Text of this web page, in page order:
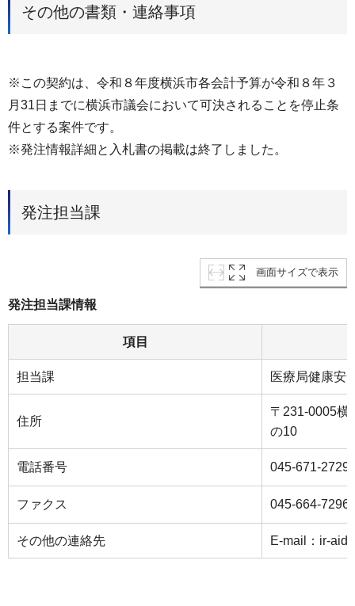
その他の書類・連絡事項
※この契約は、令和８年度横浜市各会計予算が令和８年３
月31日までに横浜市議会において可決されることを停止条
件とする案件です。
※発注情報詳細と入札書の掲載は終了しました。
発注担当課
画面サイズで表示
発注担当課情報
項目
担当課 医療局健康安
住所
〒231-0005横
の10
電話番号 045-671-2729
ファクス 045-664-7296
その他の連絡先 E-mail：ir-